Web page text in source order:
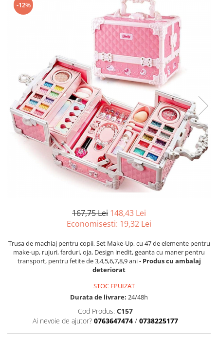
-12%
167,75 Lei 148,43 Lei
Economisesti: 19,32 Lei
Trusa de machiaj pentru copii, Set Make-Up, cu 47 de elemente pentru
make-up, rujuri, farduri, oja, Design inedit, geanta cu maner pentru
transport, pentru fetite de 3,4,5,6,7,8,9 ani- Produs cu ambalaj
deteriorat
STOC EPUIZAT
Durata de livrare: 24/48h
Cod Produs: C157
Ai nevoie de ajutor? 0763647474 / 0738225177